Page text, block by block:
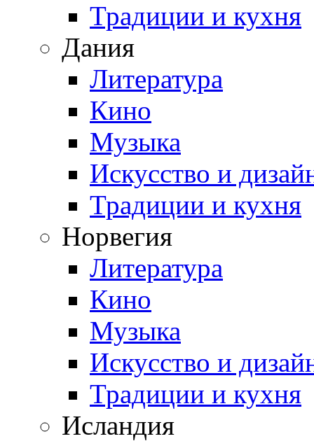
Традиции и кухня
Дания
Литература
Кино
Музыка
Искусство и
Традиции и кухня
Норвегия
Литература
Кино
Музыка
Искусство и
Традиции и кухня
Исландия